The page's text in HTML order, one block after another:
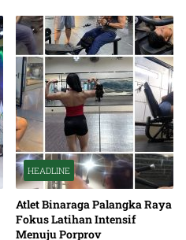
HEADLINE
Atlet Binaraga Palangka Raya
Fokus Latihan Intensif
Menuju Porprov